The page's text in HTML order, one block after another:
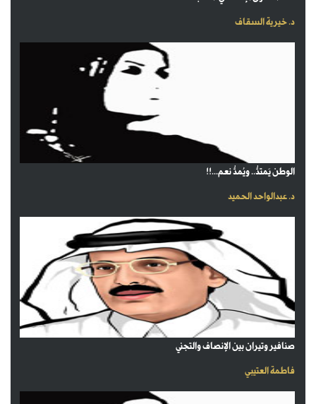
د. خيرية السقاف
الوطن يَمتدُّ.. ويُمدُّ نعم...!!
د. عبدالواحد الحميد
صنافير وتيران بين الإنصاف والتجني
فاطمة العتيبي